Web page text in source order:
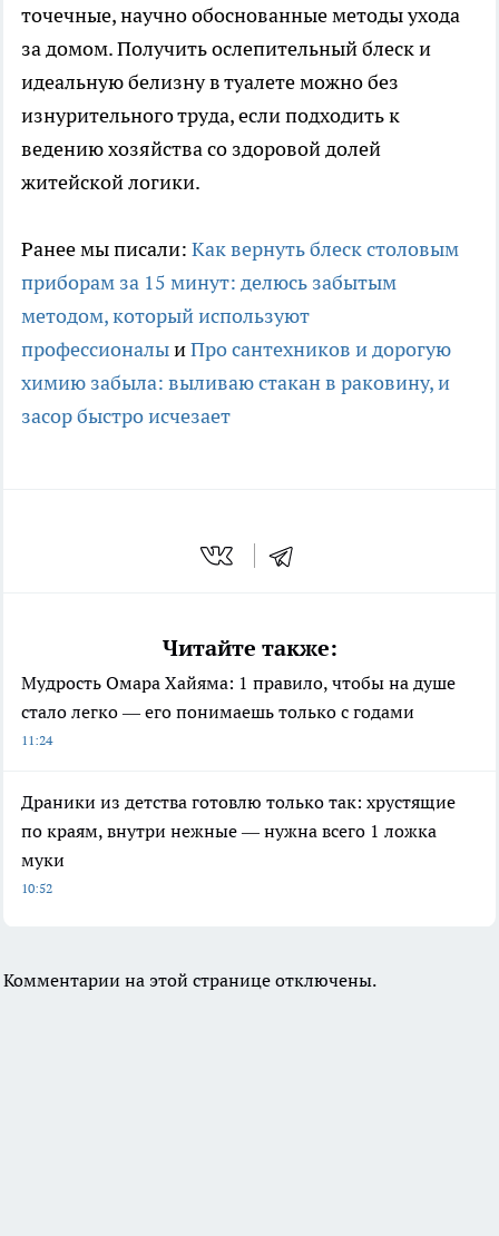
точечные, научно обоснованные методы ухода
за домом. Получить ослепительный блеск и
идеальную белизну в туалете можно без
изнурительного труда, если подходить к
ведению хозяйства со здоровой долей
житейской логики.
Ранее мы писали: Как вернуть блеск столовым
приборам за 15 минут: делюсь забытым
методом, который используют
профессионалыиПро сантехников и дорогую
химию забыла: выливаю стакан в раковину, и
засор быстро исчезает
Читайте также:
Мудрость Омара Хайяма: 1 правило, чтобы на душе
стало легко — его понимаешь только с годами
11:24
Драники из детства готовлю только так: хрустящие
по краям, внутри нежные — нужна всего 1 ложка
муки
10:52
Комментарии на этой странице отключены.